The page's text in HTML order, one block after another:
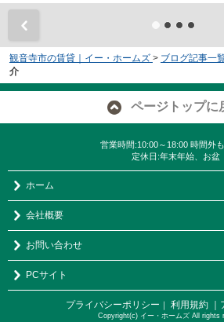
観音寺市の賃貸｜イー・ホームズ > ブログ記事一
介
ページトップに
営業時間:10:00～18:00 時間外
定休日:年末年始、お盆
ホーム
会社概要
お問い合わせ
PCサイト
プライバシーポリシー ｜ 利用規約
Copyright(c) イー・ホームズ All rights